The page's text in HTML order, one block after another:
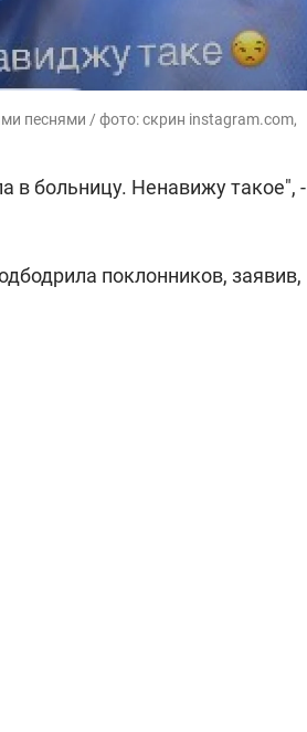
песнями / фото: скрин instagram.com,
в больницу. Ненавижу такое", -
поклонников, заявив,